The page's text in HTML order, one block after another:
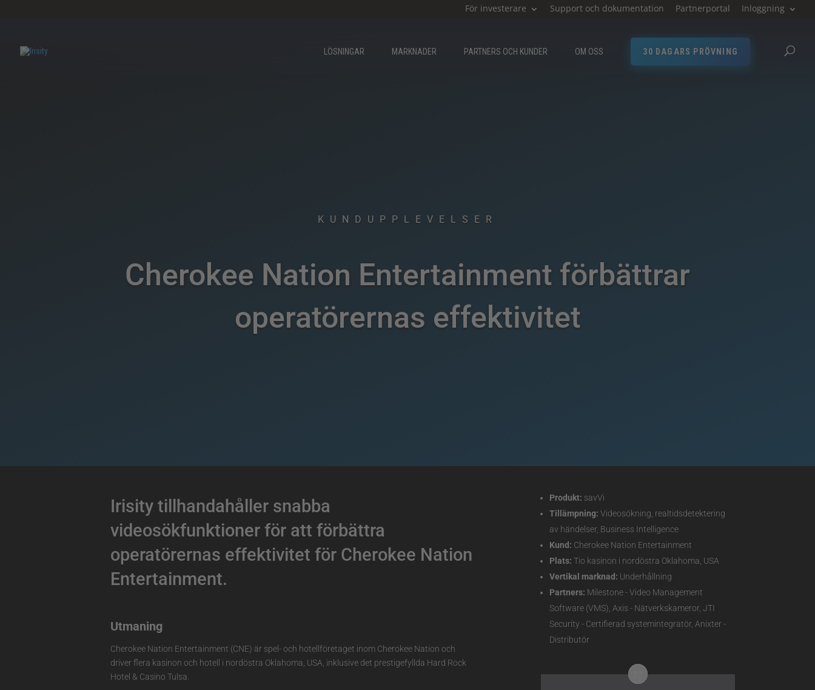
För investerare Support och dokumentation Partnerportal Inloggning
LÖSNINGAR MARKNADER PARTNERS OCH KUNDER OM OSS 30 DAGARS PRÖVNING
KUNDUPPLEVELSER
Cherokee Nation Entertainment förbättrar
operatörernas effektivitet
Irisity tillhandahåller snabba
videosökfunktioner för att förbättra
operatörernas effektivitet för Cherokee Nation
Entertainment.
Utmaning
Cherokee Nation Entertainment (CNE) är spel- och hotellföretaget inom Cherokee Nation och
driver flera kasinon och hotell i nordöstra Oklahoma, USA, inklusive det prestigefyllda Hard Rock
Hotel & Casino Tulsa.
Produkt: savVi
Tillämpning: Videosökning, realtidsdetektering
av händelser, Business Intelligence
Kund: Cherokee Nation Entertainment
Plats: Tio kasinon i nordöstra Oklahoma, USA
Vertikal marknad: Underhållning
Partners: Milestone - Video Management
Software (VMS), Axis - Nätverkskameror, JTI
Security - Certifierad systemintegratör, Anixter -
Distributör